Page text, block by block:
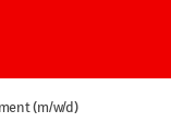
(m/w/d)